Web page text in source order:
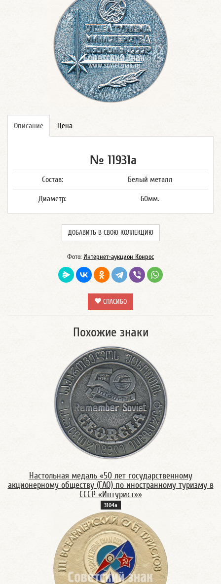
Описание Цена
№ 11931а
Состав: Белый металл
Диаметр: 60мм.
ДОБАВИТЬ В СВОЮ КОЛЛЕКЦИЮ
Фото: Интернет-аукцион Конрос
СПАСИБО
Похожие знаки
Настольная медаль «50 лет государственному
акционерному обществу (ГАО) по иностранному туризму в
СССР «Интурист»»
3104а